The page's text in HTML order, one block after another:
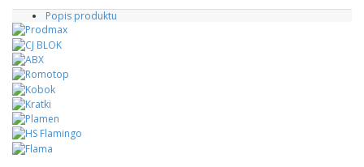
Popis produktu